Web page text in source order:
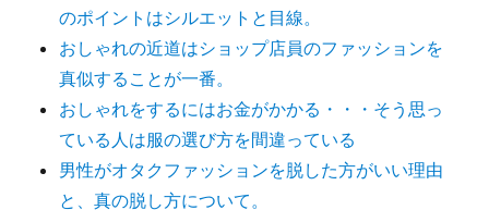
のポイントはシルエットと目線。
おしゃれの近道はショップ店員のファッションを
真似することが一番。
おしゃれをするにはお金がかかる・・・そう思っ
ている人は服の選び方を間違っている
男性がオタクファッションを脱した方がいい理由
と、真の脱し方について。